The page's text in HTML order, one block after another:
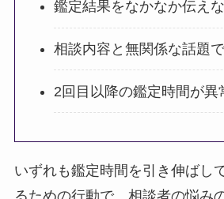
鑑定結果をなかなか伝え
相談内容と無関係な話題
2回目以降の鑑定時間が異
いずれも鑑定時間を引き伸ばし